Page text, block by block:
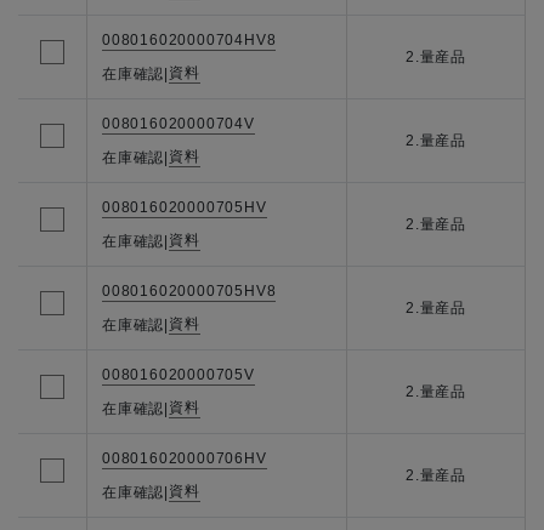
008016020000704HV8
在庫確認| 資料
2.量産品
008016020000704V
在庫確認| 資料
2.量産品
008016020000705HV
在庫確認| 資料
2.量産品
008016020000705HV8
在庫確認| 資料
2.量産品
008016020000705V
在庫確認| 資料
2.量産品
008016020000706HV
在庫確認| 資料
2.量産品